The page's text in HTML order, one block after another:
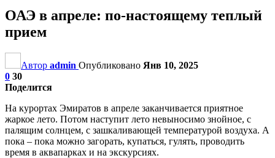
ОАЭ в апреле: по-настоящему теплый
прием
Автор admin Опубликовано Янв 10, 2025
0 30
Поделится
На курортах Эмиратов в апреле заканчивается приятное
жаркое лето. Потом наступит лето невыносимо знойное, с
палящим солнцем, с зашкаливающей температурой воздуха. А
пока – пока можно загорать, купаться, гулять, проводить
время в аквапарках и на экскурсиях.